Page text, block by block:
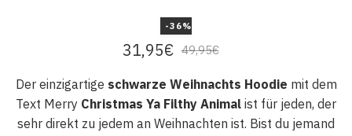
-36%
49,95€
31,95€
Der einzigartige schwarze Weihnachts Hoodie mit dem
Text Merry Christmas Ya Filthy Animal ist für jeden, der
sehr direkt zu jedem an Weihnachten ist. Bist du jemand